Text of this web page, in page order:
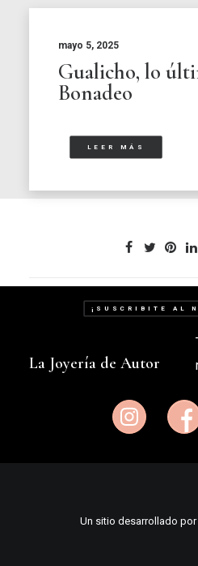
mayo 5, 2025
Gualicho, lo
Bonadeo
LEER MÁS
¡SUSCRIBITE AL
La Joyería de Autor
Un sitio desarrollado por